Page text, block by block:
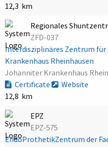
12,3 km
Regionales
ZFD-037
Interdisziplinäres Zentrum
Krankenhaus Rheinhausen
Johanniter Krankenhaus
Certificate
Website
12,8 km
EPZ
EPZ-575
EndoProthetikZentrum der